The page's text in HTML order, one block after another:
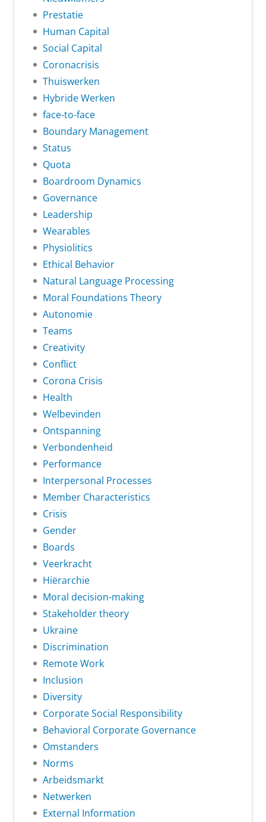
Prestatie
Human Capital
Social Capital
Coronacrisis
Thuiswerken
Hybride Werken
face-to-face
Boundary Management
Status
Quota
Boardroom Dynamics
Governance
Leadership
Wearables
Physiolitics
Ethical Behavior
Natural Language Processing
Moral Foundations Theory
Autonomie
Teams
Creativity
Conflict
Corona Crisis
Health
Welbevinden
Ontspanning
Verbondenheid
Performance
Interpersonal Processes
Member Characteristics
Crisis
Gender
Boards
Veerkracht
Hiërarchie
Moral decision-making
Stakeholder theory
Ukraine
Discrimination
Remote Work
Inclusion
Diversity
Corporate Social Responsibility
Behavioral Corporate Governance
Omstanders
Norms
Arbeidsmarkt
Netwerken
External Information